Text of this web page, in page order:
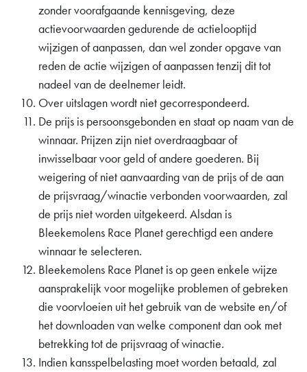
zonder voorafgaande kennisgeving, deze
actievoorwaarden gedurende de actielooptijd
wijzigen of aanpassen, dan wel zonder opgave van
reden de actie wijzigen of aanpassen tenzij dit tot
nadeel van de deelnemer leidt.
Over uitslagen wordt niet gecorrespondeerd.
De prijs is persoonsgebonden en staat op naam van de
winnaar. Prijzen zijn niet overdraagbaar of
inwisselbaar voor geld of andere goederen. Bij
weigering of niet aanvaarding van de prijs of de aan
de prijsvraag/winactie verbonden voorwaarden, zal
de prijs niet worden uitgekeerd. Alsdan is
Bleekemolens Race Planet gerechtigd een andere
winnaar te selecteren.
Bleekemolens Race Planet is op geen enkele wijze
aansprakelijk voor mogelijke problemen of gebreken
die voorvloeien uit het gebruik van de website en/of
het downloaden van welke component dan ook met
betrekking tot de prijsvraag of winactie.
Indien kansspelbelasting moet worden betaald, zal